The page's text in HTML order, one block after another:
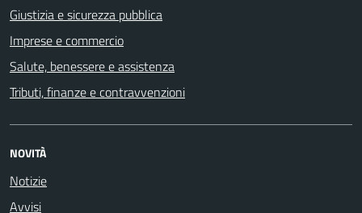
Giustizia e sicurezza pubblica
Imprese e commercio
Salute, benessere e assistenza
Tributi, finanze e contravvenzioni
NOVITÀ
Notizie
Avvisi